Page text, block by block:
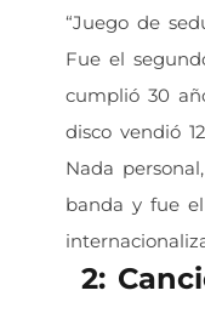
“Juego de
Fue el
cumplió 30
disco vendió
Nada
banda y fue
2: